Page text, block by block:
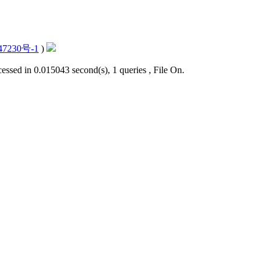
号-1 )
in 0.015043 second(s), 1 queries , File On.